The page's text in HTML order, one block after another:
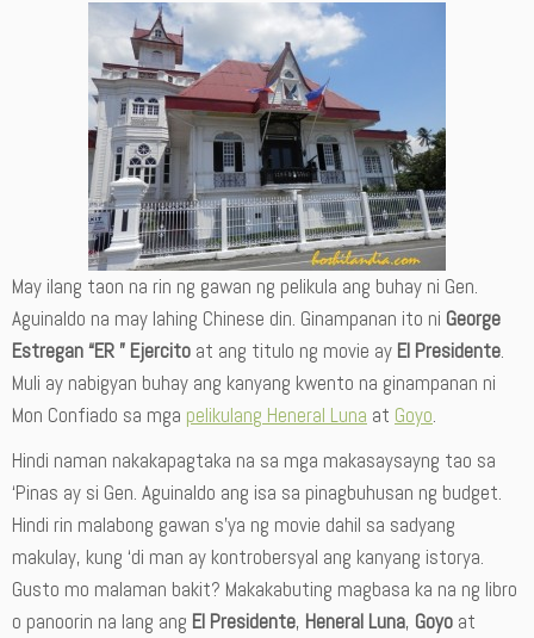
May ilang taon na rin ng gawan ng pelikula ang buhay ni Gen.
Aguinaldo na may lahing Chinese din. Ginampanan ito ni George
Estregan “ER ” Ejercito at ang titulo ng movie ay El Presidente.
Muli ay nabigyan buhay ang kanyang kwento na ginampanan ni
Mon Confiado sa mga pelikulang Heneral Luna at Goyo.
Hindi naman nakakapagtaka na sa mga makasaysayng tao sa
‘Pinas ay si Gen. Aguinaldo ang isa sa pinagbuhusan ng budget.
Hindi rin malabong gawan s’ya ng movie dahil sa sadyang
makulay, kung ‘di man ay kontrobersyal ang kanyang istorya.
Gusto mo malaman bakit? Makakabuting magbasa ka na ng libro
o panoorin na lang ang El Presidente, Heneral Luna, Goyo at